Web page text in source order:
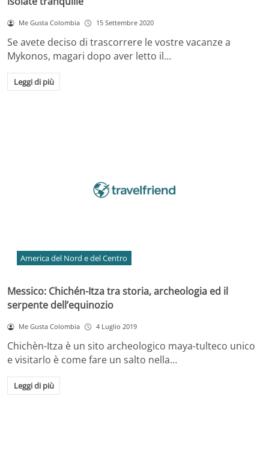
Me Gusta Colombia 15 Settembre 2020
Se avete deciso di trascorrere le vostre vacanze a
Mykonos, magari dopo aver letto il…
Leggi di più
America del Nord e del Centro
Messico: Chichén-Itza tra storia, archeologia ed il
serpente dell’equinozio
Me Gusta Colombia 4 Luglio 2019
Chichèn-Itza è un sito archeologico maya-tulteco unico
e visitarlo è come fare un salto nella…
Leggi di più